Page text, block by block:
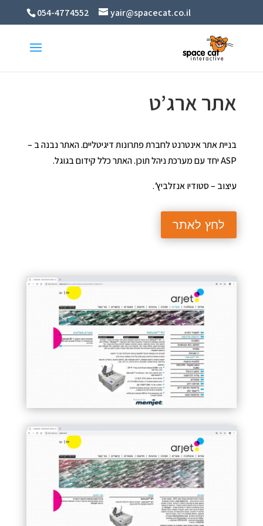
054-4774552 yair@spacecat.co.il
אתר ארג’ט
בניית אתר אינטרנט לחברת פתרונות דיגיטליים. האתר נבנה ב –
ASP יחד עם מערכת ניהל תוכן. האתר כלל קידום בגוגל.
עיצוב – סטודיו אנזלביץ’.
לחץ לאתר